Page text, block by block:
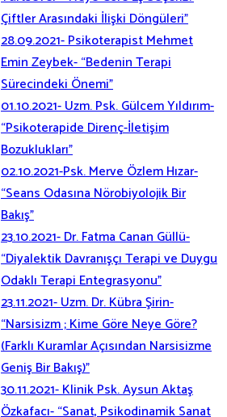
Çiftler Arasındaki İlişki Döngüleri”
28.09.2021- Psikoterapist Mehmet
Emin Zeybek- “Bedenin Terapi
Sürecindeki Önemi”
01.10.2021- Uzm. Psk. Gülcem Yıldırım-
“Psikoterapide Direnç-İletişim
Bozuklukları”
02.10.2021-Psk. Merve Özlem Hızar-
“Seans Odasına Nörobiyolojik Bir
Bakış”
23.10.2021- Dr. Fatma Canan Güllü-
“Diyalektik Davranışçı Terapi ve Duygu
Odaklı Terapi Entegrasyonu”
23.11.2021- Uzm. Dr. Kübra Şirin-
“Narsisizm ; Kime Göre Neye Göre?
(Farklı Kuramlar Açısından Narsisizme
Geniş Bir Bakış)”
30.11.2021- Klinik Psk. Aysun Aktaş
Özkafacı- “Sanat, Psikodinamik Sanat